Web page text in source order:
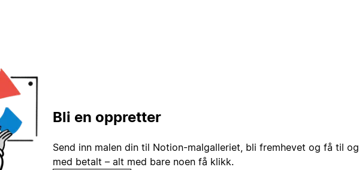
Bli en oppretter
Send inn malen din til Notion-malgalleriet, bli fremhevet og få til og
med betalt – alt med bare noen få klikk.